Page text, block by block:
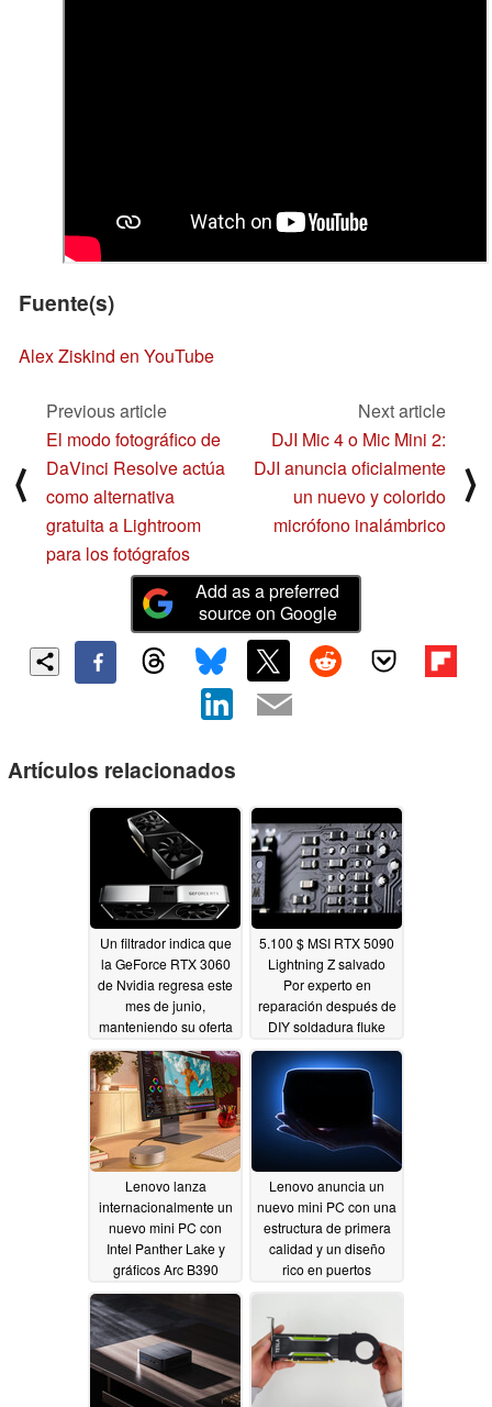
Fuente(s)
Alex Ziskind en YouTube
⟨
Previous article
El modo fotográfico de
DaVinci Resolve actúa
como alternativa
gratuita a Lightroom
para los fotógrafos
Next article
DJI Mic 4 o Mic Mini 2:
DJI anuncia oficialmente
un nuevo y colorido
micrófono inalámbrico
⟩
Add as a preferred
source on Google
Artículos relacionados
Un filtrador indica que
la GeForce RTX 3060
de Nvidia regresa este
mes de junio,
manteniendo su oferta
de 12 GB de VRAM
05/02/2026
5.100 $ MSI RTX 5090
Lightning Z salvado
Por experto en
reparación después de
DIY soldadura fluke
dejó inarrancable
04/29/2026
Lenovo lanza
internacionalmente un
nuevo mini PC con
Intel Panther Lake y
gráficos Arc B390
04/22/2026
Lenovo anuncia un
nuevo mini PC con una
estructura de primera
calidad y un diseño
rico en puertos
04/20/2026